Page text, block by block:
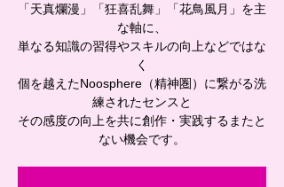
「天真爛漫」「狂喜乱舞」「花鳥風月」を主
な軸に、
単なる知識の習得やスキルの向上などではな
く
個を越えたNoosphere（精神圏）に繋がる洗
練されたセンスと
その感度の向上を共に創作・実践するまたと
ない機会です。